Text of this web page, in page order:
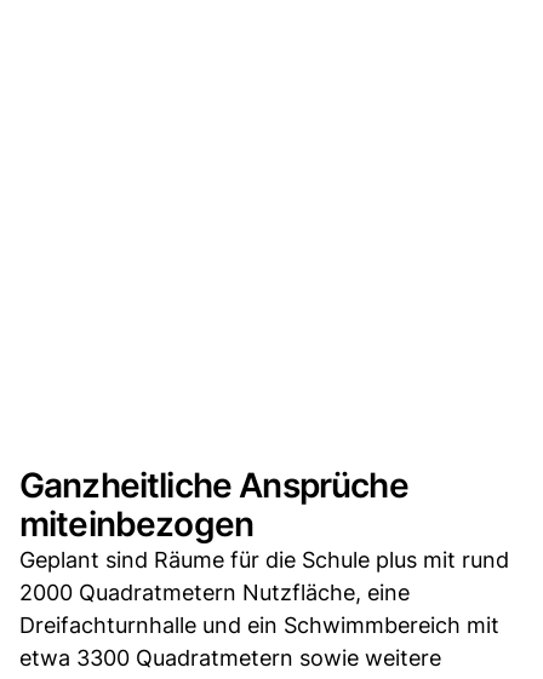
Ganzheitliche Ansprüche
miteinbezogen
Geplant sind Räume für die Schule plus mit rund
2000 Quadratmetern Nutzfläche, eine
Dreifachturnhalle und ein Schwimmbereich mit
etwa 3300 Quadratmetern sowie weitere